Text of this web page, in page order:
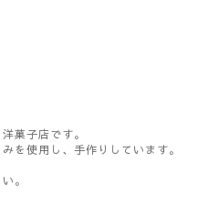
菓子店です。
を使用し、手作りしています。
。